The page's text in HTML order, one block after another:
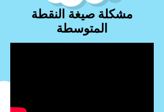
مشكلة صيغة النقطة
المتوسطة